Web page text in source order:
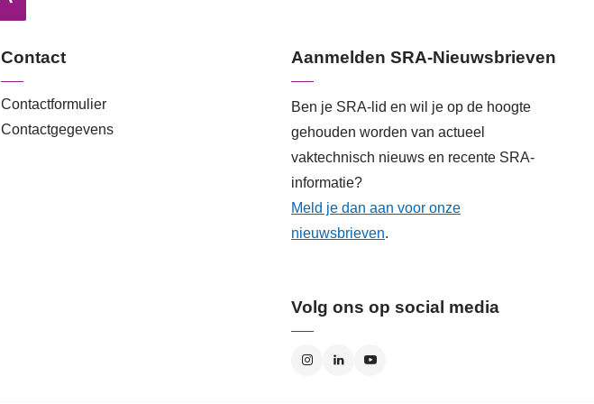
Contact
Contactformulier
Contactgegevens
Aanmelden SRA-Nieuwsbrieven
Ben je SRA-lid en wil je op de hoogte
gehouden worden van actueel
vaktechnisch nieuws en recente SRA-
informatie?
Meld je dan aan voor onze
nieuwsbrieven.
Volg ons op social media